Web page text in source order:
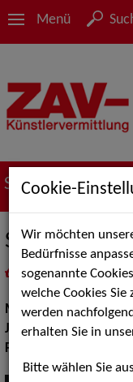
Menü
Suche nach
Swing for
inMeine Merkliste
Musik:Jazz, Pop,
Jazz:Standards und
Pop Rock Tanzmusik:
Cookie-
Wir möchten
Bedürfnisse
sogenannte
welche Cookies Sie
werden
erhalten Sie in
Bitte wählen Sie